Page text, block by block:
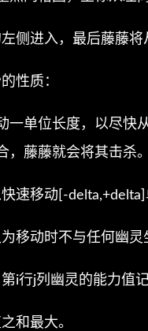
侧进入，最后藤藤将
性质：
单位长度，以尽快
藤藤就会将其击杀。
速移动[-delta,+delta]
移动时不与任何幽灵
i行j列幽灵的能力值
和最大。